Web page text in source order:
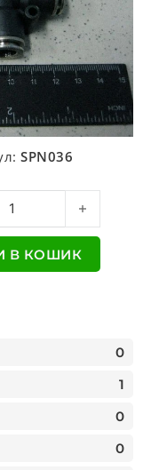
SPN036
метал-пластік,
В КОШИК
0
1
0
0